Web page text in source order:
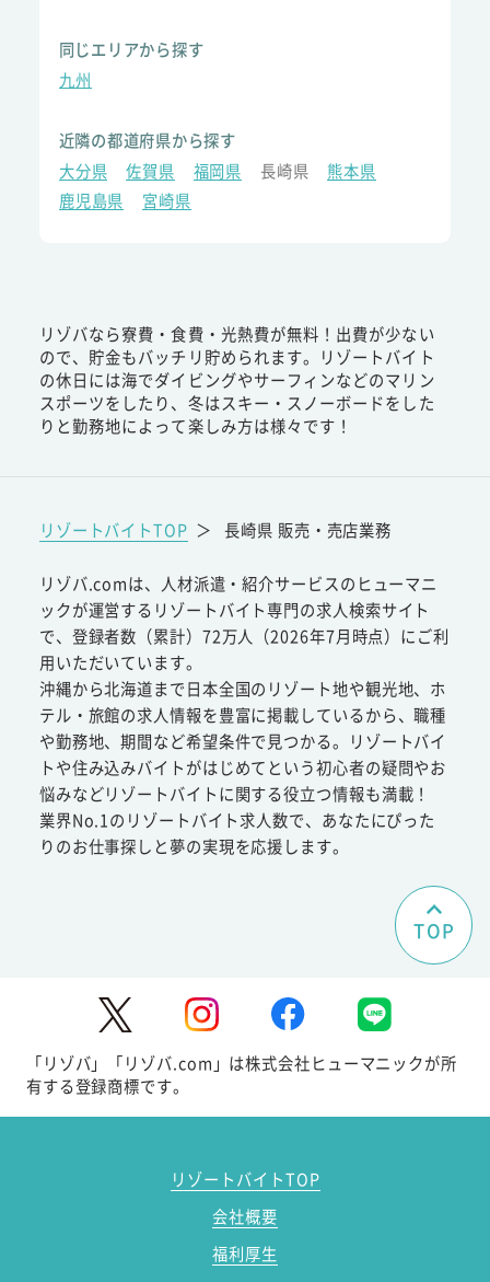
同じエリアから探す
九州
近隣の都道府県から探す
大分県
佐賀県 福岡県 長崎県
熊本県
鹿児島県
宮崎県
リゾバなら寮費・食費・光熱費が無料！出費が少ない
ので、貯金もバッチリ貯められます。リゾートバイト
の休日には海でダイビングやサーフィンなどのマリン
スポーツをしたり、冬はスキー・スノーボードをした
りと勤務地によって楽しみ方は様々です！
リゾートバイトTOP ＞ 長崎県 販売・売店業務
リゾバ.comは、人材派遣・紹介サービスのヒューマニ
ックが運営するリゾートバイト専門の求人検索サイト
で、登録者数（累計）72万人（2026年7月時点）にご利
用いただいています。
沖縄から北海道まで日本全国のリゾート地や観光地、ホ
テル・旅館の求人情報を豊富に掲載しているから、職種
や勤務地、期間など希望条件で見つかる。リゾートバイ
トや住み込みバイトがはじめてという初心者の疑問やお
悩みなどリゾートバイトに関する役立つ情報も満載！
業界No.1のリゾートバイト求人数で、あなたにぴった
りのお仕事探しと夢の実現を応援します。
TOP
「リゾバ」「リゾバ.com」は株式会社ヒューマニックが所
有する登録商標です。
リゾートバイトTOP
会社概要
福利厚生